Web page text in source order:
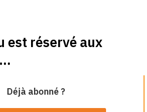
est réservé aux
Déjà abonné ?